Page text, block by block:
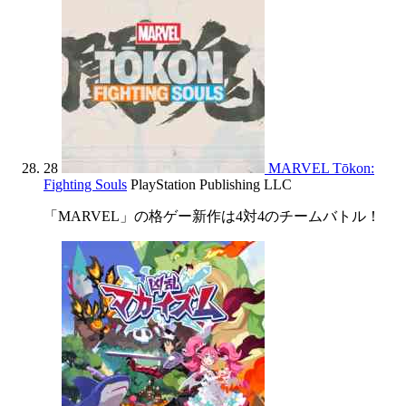
28
MARVEL Tōkon:
Fighting Souls PlayStation Publishing LLC
「MARVEL」の格ゲー新作は4対4のチームバトル！